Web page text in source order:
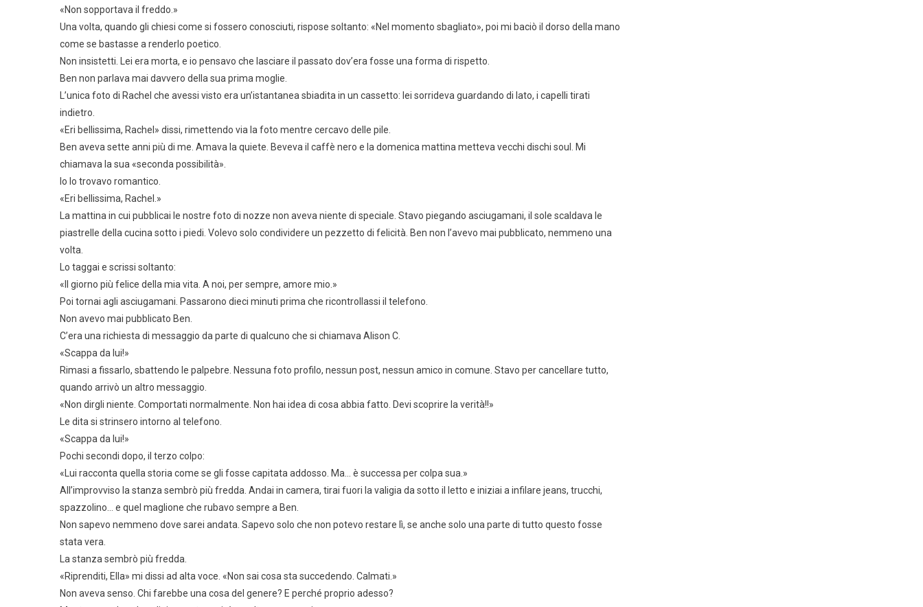
«Non sopportava il freddo.»
Una volta, quando gli chiesi come si fossero conosciuti, rispose soltanto: «Nel momento sbagliato», poi mi baciò il dorso della mano
come se bastasse a renderlo poetico.
Non insistetti. Lei era morta, e io pensavo che lasciare il passato dov’era fosse una forma di rispetto.
Ben non parlava mai davvero della sua prima moglie.
L’unica foto di Rachel che avessi visto era un’istantanea sbiadita in un cassetto: lei sorrideva guardando di lato, i capelli tirati
indietro.
«Eri bellissima, Rachel» dissi, rimettendo via la foto mentre cercavo delle pile.
Ben aveva sette anni più di me. Amava la quiete. Beveva il caffè nero e la domenica mattina metteva vecchi dischi soul. Mi
chiamava la sua «seconda possibilità».
Io lo trovavo romantico.
«Eri bellissima, Rachel.»
La mattina in cui pubblicai le nostre foto di nozze non aveva niente di speciale. Stavo piegando asciugamani, il sole scaldava le
piastrelle della cucina sotto i piedi. Volevo solo condividere un pezzetto di felicità. Ben non l’avevo mai pubblicato, nemmeno una
volta.
Lo taggai e scrissi soltanto:
«Il giorno più felice della mia vita. A noi, per sempre, amore mio.»
Poi tornai agli asciugamani. Passarono dieci minuti prima che ricontrollassi il telefono.
Non avevo mai pubblicato Ben.
C’era una richiesta di messaggio da parte di qualcuno che si chiamava Alison C.
«Scappa da lui!»
Rimasi a fissarlo, sbattendo le palpebre. Nessuna foto profilo, nessun post, nessun amico in comune. Stavo per cancellare tutto,
quando arrivò un altro messaggio.
«Non dirgli niente. Comportati normalmente. Non hai idea di cosa abbia fatto. Devi scoprire la verità!!»
Le dita si strinsero intorno al telefono.
«Scappa da lui!»
Pochi secondi dopo, il terzo colpo:
«Lui racconta quella storia come se gli fosse capitata addosso. Ma… è successa per colpa sua.»
All’improvviso la stanza sembrò più fredda. Andai in camera, tirai fuori la valigia da sotto il letto e iniziai a infilare jeans, trucchi,
spazzolino… e quel maglione che rubavo sempre a Ben.
Non sapevo nemmeno dove sarei andata. Sapevo solo che non potevo restare lì, se anche solo una parte di tutto questo fosse
stata vera.
La stanza sembrò più fredda.
«Riprenditi, Ella» mi dissi ad alta voce. «Non sai cosa sta succedendo. Calmati.»
Non aveva senso. Chi farebbe una cosa del genere? E perché proprio adesso?